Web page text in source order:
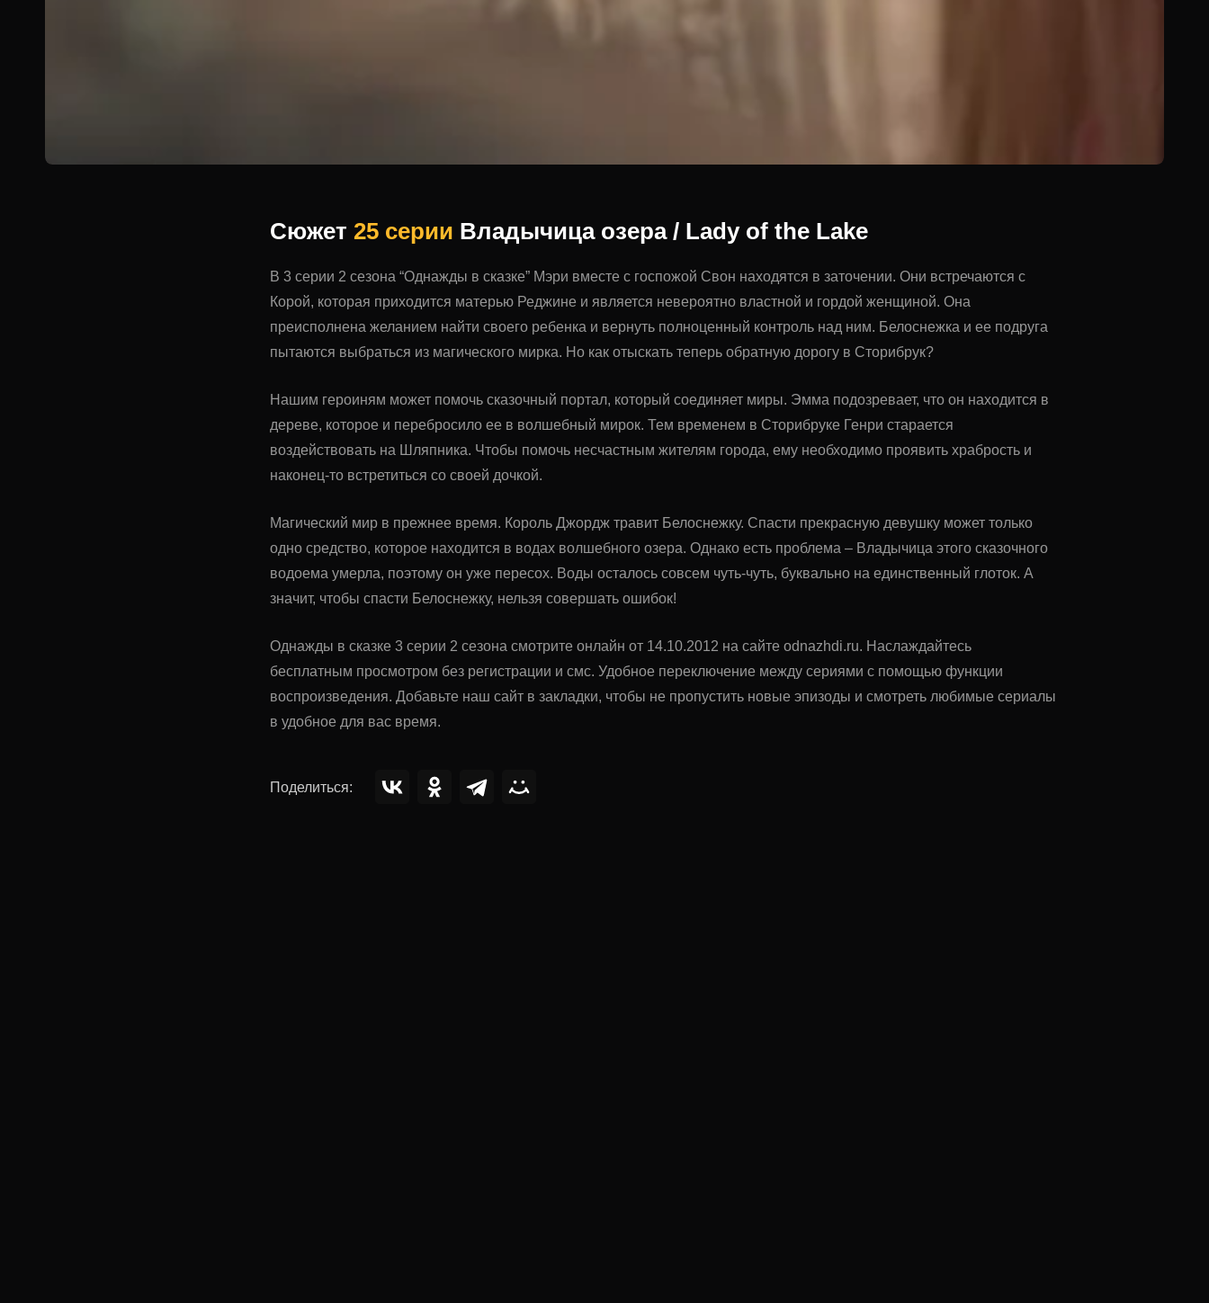
Сюжет 25 серии Владычица озера / Lady of the Lake
В 3 серии 2 сезона “Однажды в сказке” Мэри вместе с госпожой Свон находятся в заточении. Они встречаются с
Корой, которая приходится матерью Реджине и является невероятно властной и гордой женщиной. Она
преисполнена желанием найти своего ребенка и вернуть полноценный контроль над ним. Белоснежка и ее подруга
пытаются выбраться из магического мирка. Но как отыскать теперь обратную дорогу в Сторибрук?
Нашим героиням может помочь сказочный портал, который соединяет миры. Эмма подозревает, что он находится в
дереве, которое и перебросило ее в волшебный мирок. Тем временем в Сторибруке Генри старается
воздействовать на Шляпника. Чтобы помочь несчастным жителям города, ему необходимо проявить храбрость и
наконец-то встретиться со своей дочкой.
Магический мир в прежнее время. Король Джордж травит Белоснежку. Спасти прекрасную девушку может только
одно средство, которое находится в водах волшебного озера. Однако есть проблема – Владычица этого сказочного
водоема умерла, поэтому он уже пересох. Воды осталось совсем чуть-чуть, буквально на единственный глоток. А
значит, чтобы спасти Белоснежку, нельзя совершать ошибок!
Однажды в сказке 3 серии 2 сезона смотрите онлайн от 14.10.2012 на сайте odnazhdi.ru. Наслаждайтесь
бесплатным просмотром без регистрации и смс. Удобное переключение между сериями с помощью функции
воспроизведения. Добавьте наш сайт в закладки, чтобы не пропустить новые эпизоды и смотреть любимые сериалы
в удобное для вас время.
Поделиться: